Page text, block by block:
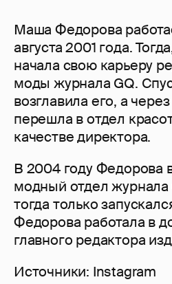
Маша Федорова
августа 2001 года.
начала свою карьеру
моды журнала GQ.
возглавила его, а
перешла в отдел
качестве директора.
В 2004 году Федорова
модный отдел журнала
тогда только
Федорова работала в
главного редактора
Источники: Instagram